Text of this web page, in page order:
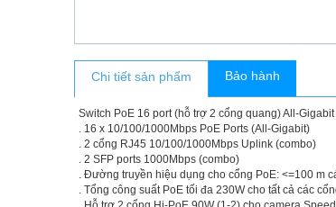
Chi tiết sản phẩm Bảo hành
Switch PoE 16 port (hỗ trợ 2 cổng quang) All-
. 16 x 10/100/1000Mbps PoE Ports (All-Gigabit)
. 2 cổng RJ45 10/100/1000Mbps Uplink (combo)
. 2 SFP ports 1000Mbps (combo)
. Đường truyền hiệu dụng cho cổng PoE: <=100 m
. Tổng công suất PoE tối đa 230W cho tất cả các